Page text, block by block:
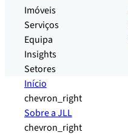
Imóveis
Serviços
Equipa
Insights
Setores
Início
chevron_right
Sobre a JLL
chevron_right